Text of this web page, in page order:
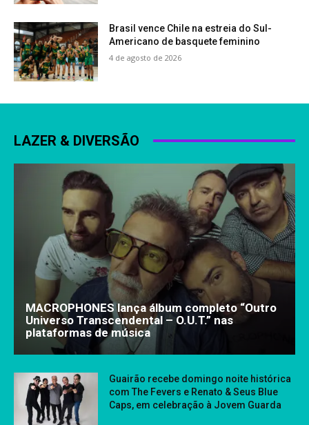
Brasil vence Chile na estreia do Sul-
Americano de basquete feminino
4 de agosto de 2026
LAZER & DIVERSÃO
MACROPHONES lança álbum completo “Outro
Universo Transcendental – O.U.T.” nas
plataformas de música
Guairão recebe domingo noite histórica
com The Fevers e Renato & Seus Blue
Caps, em celebração à Jovem Guarda